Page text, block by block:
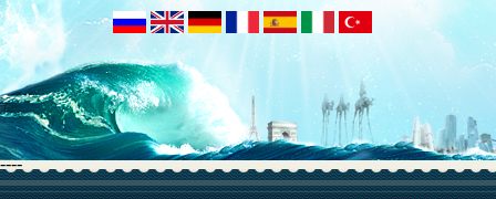
----